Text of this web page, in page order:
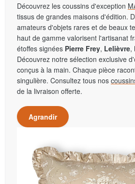
Découvrez les coussins d'exception
tissus de grandes maisons d'édition.
amateurs d'objets rares et de beaux
haut de gamme valorisent l'artisanat
étoffes signées Pierre Frey, Lelièvre,
Découvrez notre sélection exclusive
conçus à la main. Chaque pièce
singulière. Consultez tous nos
de la livraison offerte.
Agrandir